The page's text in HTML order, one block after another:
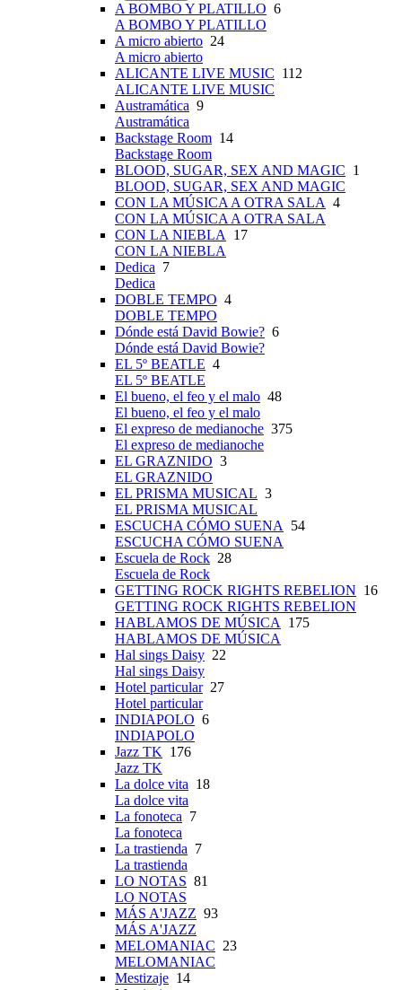
A BOMBO Y PLATILLO 6
A BOMBO Y PLATILLO
A micro abierto 24
A micro abierto
ALICANTE LIVE MUSIC 112
ALICANTE LIVE MUSIC
Austramática 9
Austramática
Backstage Room 14
Backstage Room
BLOOD, SUGAR, SEX AND MAGIC 1
BLOOD, SUGAR, SEX AND MAGIC
CON LA MÚSICA A OTRA SALA 4
CON LA MÚSICA A OTRA SALA
CON LA NIEBLA
17
CON LA NIEBLA
Dedica 7
Dedica
DOBLE TEMPO 4
DOBLE TEMPO
Dónde está David Bowie? 6
Dónde está David Bowie?
EL 5º BEATLE 4
EL 5º BEATLE
El bueno, el feo y el malo 48
El bueno, el feo y el malo
El expreso de medianoche 375
El expreso de medianoche
EL GRAZNIDO 3
EL GRAZNIDO
EL PRISMA MUSICAL 3
EL PRISMA MUSICAL
ESCUCHA CÓMO SUENA
54
ESCUCHA CÓMO SUENA
Escuela de Rock 28
Escuela de Rock
GETTING ROCK RIGHTS REBELION 16
GETTING ROCK RIGHTS REBELION
HABLAMOS DE MÚSICA
175
HABLAMOS DE MÚSICA
Hal sings Daisy 22
Hal sings Daisy
Hotel particular27
Hotel particular
INDIAPOLO 6
INDIAPOLO
Jazz TK 176
Jazz TK
La dolce vita 18
La dolce vita
La fonoteca 7
La fonoteca
La trastienda 7
La trastienda
LO NOTAS 81
LO NOTAS
MÁS A'JAZZ 93
MÁS A'JAZZ
MELOMANIAC 23
MELOMANIAC
Mestizaje 14